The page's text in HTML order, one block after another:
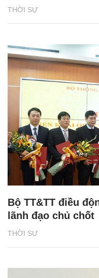
THỜI SỰ
THỜI SỰ
Bộ TT&TT điều
lãnh đạo chủ chốt